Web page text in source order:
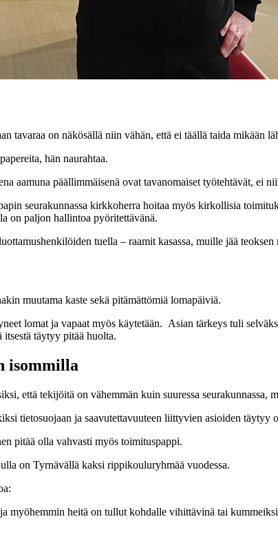
tavaraa on näkösällä niin vähän, että ei täällä taida mikään
hän naurahtaa.
aamuna päällimmäisenä ovat tavanomaiset työtehtävät, ei
seurakunnassa kirkkoherra hoitaa myös kirkollisia
on paljon hallintoa pyöritettävänä.
tuella – raamit kasassa, muille jää teoksen
muutama kaste sekä pitämättömiä lomapäiviä.
lomat ja vapaat myös käytetään. Asian tärkeys tuli
täytyy pitää huolta.
isommilla
että tekijöitä on vähemmän kuin suuressa seurakunnassa,
tietosuojaan ja saavutettavuuteen liittyvien asioiden täytyy
pitää olla vahvasti myös toimituspappi.
on Tyrnävällä kaksi rippikouluryhmää vuodessa.
myöhemmin heitä on tullut kohdalle vihittävinä tai